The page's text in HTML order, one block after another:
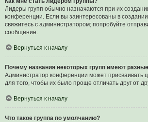
Лидеры групп обычно назначаются при их
конференции. Если вы заинтересованы в
свяжитесь с администратором; попробуйте
сообщение.
Вернуться к началу
Почему названия некоторых групп имеют
Администратор конференции может присваивать
для того, чтобы их было проще отличать друг от
Вернуться к началу
Что такое группа по умолчанию?